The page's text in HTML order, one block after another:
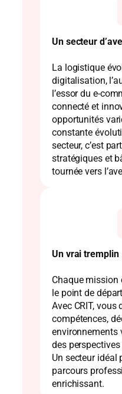
Un secteur
La logistique
digitalisation,
l’essor du e-
connecté et
opportunités
constante
secteur, c’est
stratégiques et
tournée vers
Un vrai tremplin
Chaque mission
le point de
Avec CRIT, vous
compétences,
environnements
des
Un secteur idéal
parcours
enrichissant.